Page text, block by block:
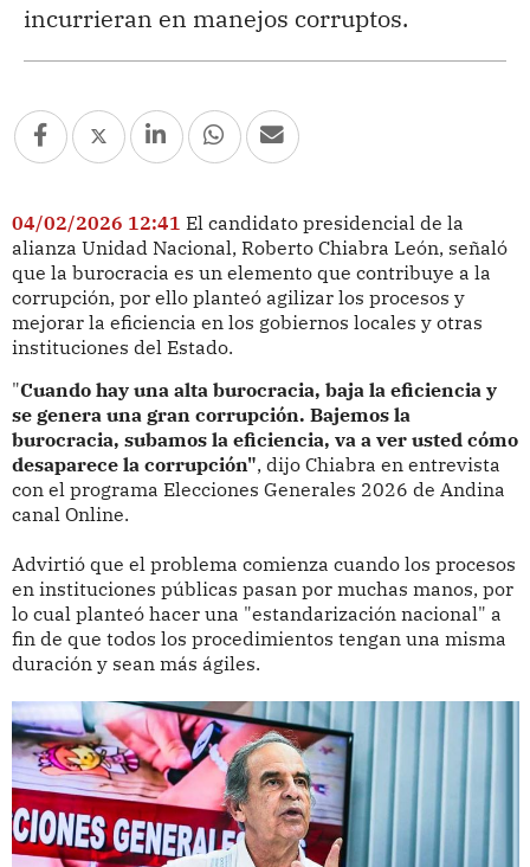
incurrieran en manejos corruptos.
04/02/2026 12:41 El candidato presidencial de la
alianza Unidad Nacional, Roberto Chiabra León, señaló
que la burocracia es un elemento que contribuye a la
corrupción, por ello planteó agilizar los procesos y
mejorar la eficiencia en los gobiernos locales y otras
instituciones del Estado.
"Cuando hay una alta burocracia, baja la eficiencia y
se genera una gran corrupción. Bajemos la
burocracia, subamos la eficiencia, va a ver usted cómo
desaparece la corrupción", dijo Chiabra en entrevista
con el programa Elecciones Generales 2026 de Andina
canal Online.
Advirtió que el problema comienza cuando los procesos
en instituciones públicas pasan por muchas manos, por
lo cual planteó hacer una "estandarización nacional" a
fin de que todos los procedimientos tengan una misma
duración y sean más ágiles.